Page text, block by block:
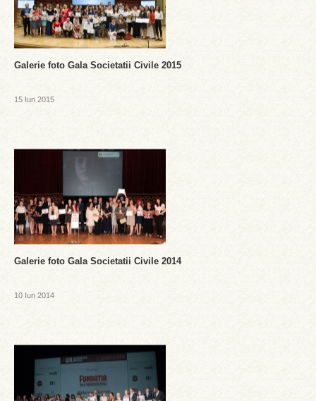
Galerie foto Gala Societatii Civile 2015
15 Iun 2015
Galerie foto Gala Societatii Civile 2014
10 Iun 2014